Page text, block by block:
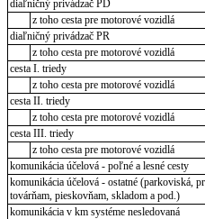
diaľničný privádzač PD
z toho cesta pre motorové vozidlá
diaľničný privádzač PR
z toho cesta pre motorové vozidlá
cesta I. triedy
z toho cesta pre motorové vozidlá
cesta II. triedy
z toho cesta pre motorové vozidlá
cesta III. triedy
z toho cesta pre motorové vozidlá
komunikácia účelová - poľné a lesné cesty
komunikácia účelová - ostatné (parkoviská,
továrňam, pieskovňam, skladom a pod.)
komunikácia v km systéme nesledovaná